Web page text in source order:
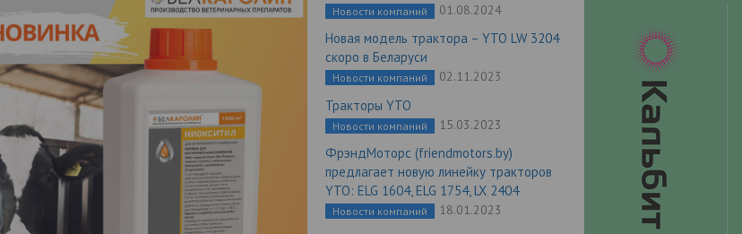
Новости компаний 01.08.2024
Новая модель трактора – YTO LW 3204
скоро в Беларуси
Новости компаний 02.11.2023
Тракторы YTO
Новости компаний 15.03.2023
ФрэндМоторс (friendmotors.by)
предлагает новую линейку тракторов
YTO: ELG 1604, ELG 1754, LX 2404
Новости компаний 18.01.2023